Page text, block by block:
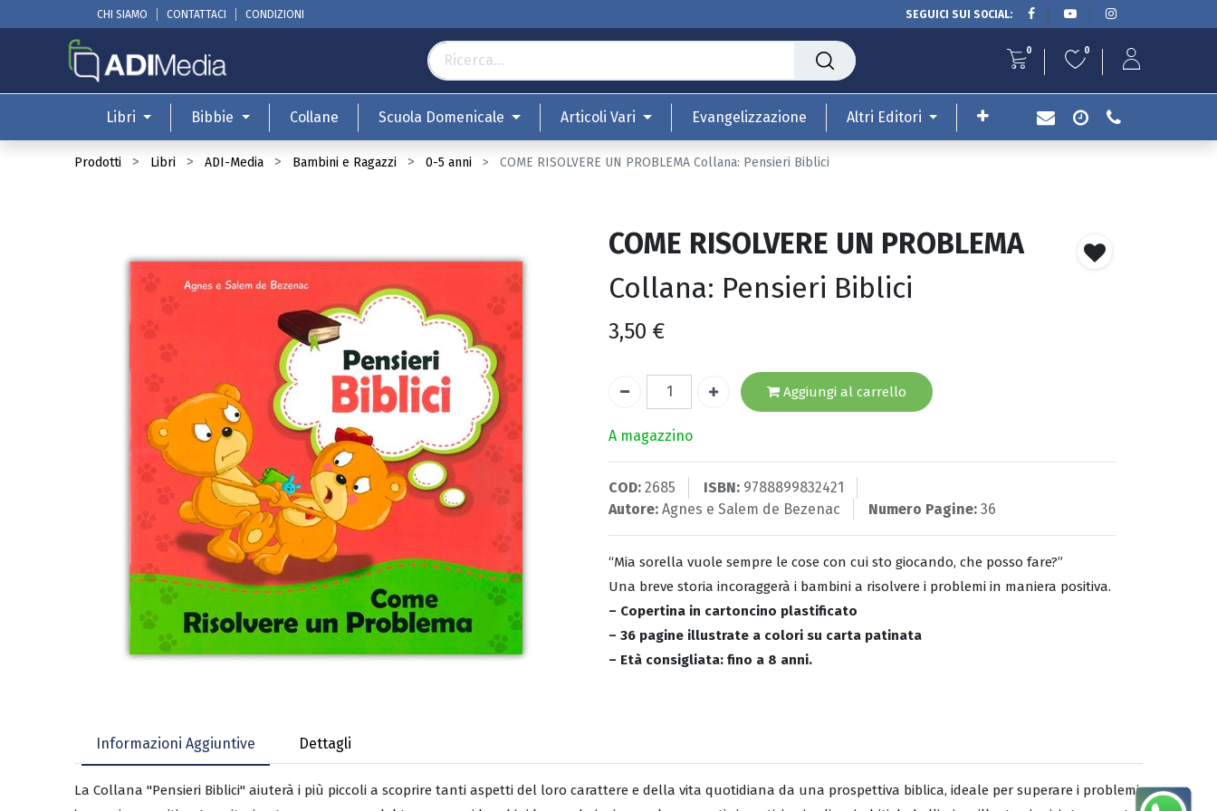
CHI SIAMO CONTATTACI CONDIZIONI SEGUICI SUI SOCIAL:
0 0
Libri Bibbie Collane Scuola Domenicale Articoli Vari Evangelizzazione Altri Editori
Prodotti Libri ADI-Media Bambini e Ragazzi 0-5 anni COME RISOLVERE UN PROBLEMA Collana: Pensieri Biblici
COME RISOLVERE UN PROBLEMA
Collana: Pensieri Biblici
3,50 €
Aggiungi al carrello
A magazzino
COD: 2685 ISBN: 9788899832421
Autore: Agnes e Salem de Bezenac Numero Pagine: 36
“Mia sorella vuole sempre le cose con cui sto giocando, che posso fare?”
Una breve storia incoraggerà i bambini a risolvere i problemi in maniera positiva.
– Copertina in cartoncino plastificato
– 36 pagine illustrate a colori su carta patinata
– Età consigliata: fino a 8 anni.
Informazioni Aggiuntive Dettagli
La Collana "Pensieri Biblici" aiuterà i più piccoli a scoprire tanti aspetti del loro carattere e della vita quotidiana da una prospettiva biblica, ideale per superare i problemi